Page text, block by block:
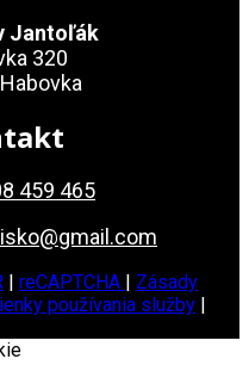
Jantoľák
320
459 465
| reCAPTCHA | Zásady
používania služby |